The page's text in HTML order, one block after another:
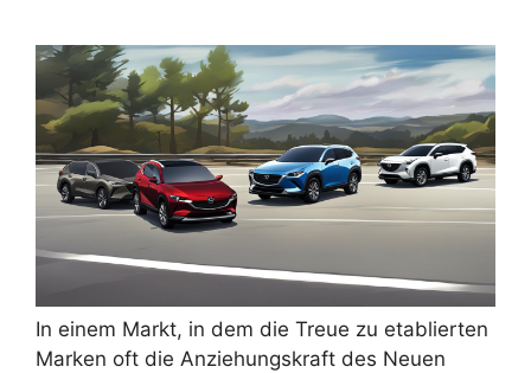
In einem Markt, in dem die Treue zu etablierten
Marken oft die Anziehungskraft des Neuen